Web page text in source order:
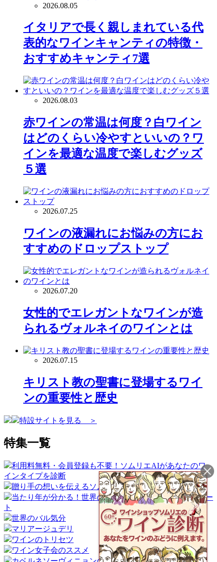
2026.08.05
イタリアで長く親しまれている代
表的なワインキャンティの特徴・
おすすめキャンティ7選
2026.08.03
赤ワインの常温は何度？白ワイン
はどのくらい冷やすといいの？ワ
インを最適な温度で楽しむグッズ
５選
2026.07.25
ワインの液漏れにお悩みの方にお
すすめのドロップストップ
2026.07.20
女性的でエレガントなワインが造
られるヴォルネイのワインとは
2026.07.15
キリスト教の聖書に登場するワイ
ンの重要性と歴史
特設サイトを見る ＞
特集一覧
利用料無料・会員登録も不要！ソムリエAIがあなたのワ
インタイプを診断
贈り手の想いを伝えるソムリエギフト
当たり年が分かる！世界のワイン産地ヴィンテージチャー
ト
世界のバル気分
マリアージュデリ
ワインのトリセツ
ワイン女子会のススメ